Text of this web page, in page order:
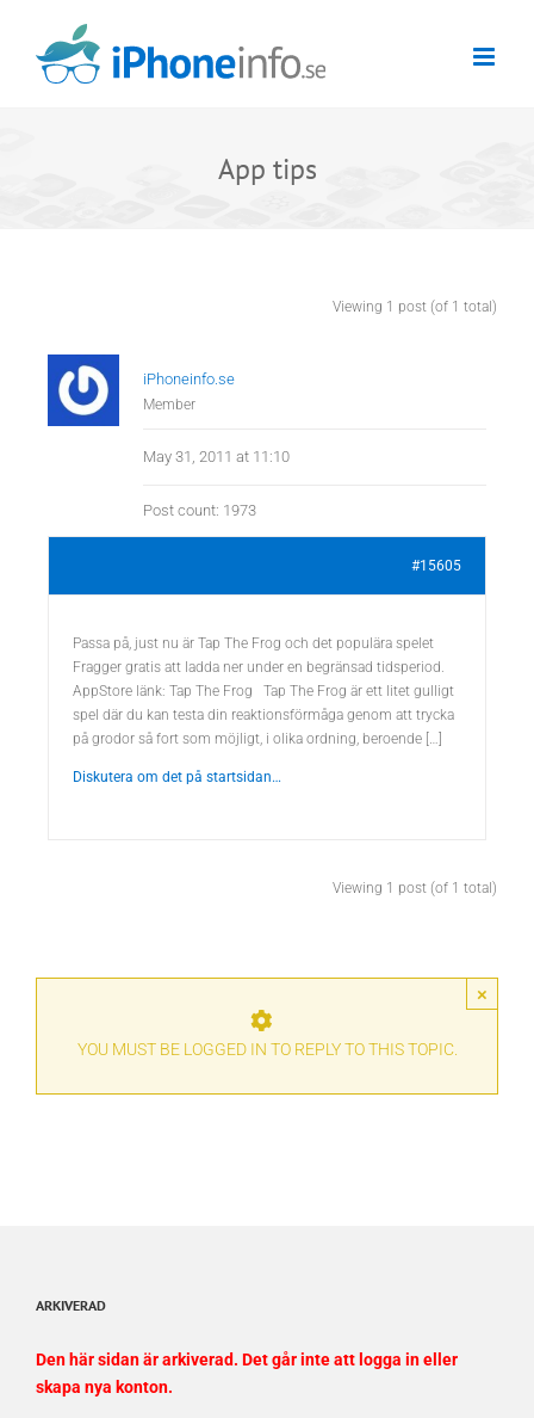
content
App tips
Viewing 1 post (of 1 total)
iPhoneinfo.se
Member
May 31, 2011 at 11:10
Post count: 1973
#15605
Passa på, just nu är Tap The Frog och det populära spelet
Fragger gratis att ladda ner under en begränsad tidsperiod.
AppStore länk: Tap The Frog Tap The Frog är ett litet gulligt
spel där du kan testa din reaktionsförmåga genom att trycka
på grodor så fort som möjligt, i olika ordning, beroende […]
Diskutera om det på startsidan…
Viewing 1 post (of 1 total)
×
YOU MUST BE LOGGED IN TO REPLY TO THIS TOPIC.
ARKIVERAD
Den här sidan är arkiverad. Det går inte att logga in eller
skapa nya konton.